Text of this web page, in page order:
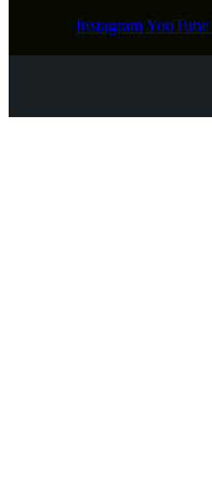
InstagramYouTube